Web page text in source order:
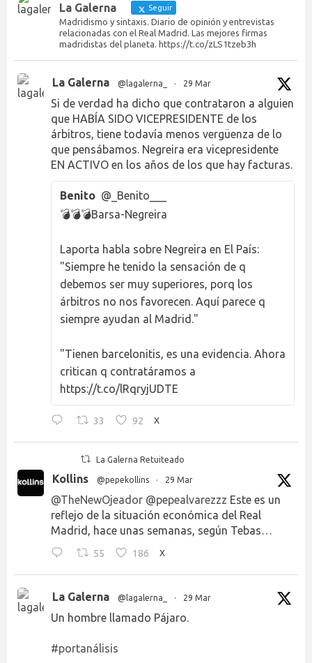
La Galerna Seguir
Madridismo y sintaxis. Diario de opinión y entrevistas
relacionadas con el Real Madrid. Las mejores firmas
madridistas del planeta. https://t.co/zLS1tzeb3h
La Galerna @lagalerna_ · 29 Mar
Si de verdad ha dicho que contrataron a alguien
que HABÍA SIDO VICEPRESIDENTE de los
árbitros, tiene todavía menos vergüenza de lo
que pensábamos. Negreira era vicepresidente
EN ACTIVO en los años de los que hay facturas.
Benito @_Benito___
💣💣💣Barsa-Negreira
Laporta habla sobre Negreira en El País:
"Siempre he tenido la sensación de q
debemos ser muy superiores, porq los
árbitros no nos favorecen. Aquí parece q
siempre ayudan al Madrid."
"Tienen barcelonitis, es una evidencia. Ahora
critican q contratáramos a
https://t.co/lRqryjUDTE
33 92 X
La Galerna Retuiteado
Kollins @pepekollins · 29 Mar
@TheNewOjeador @pepealvarezzz Este es un
reflejo de la situación económica del Real
Madrid, hace unas semanas, según Tebas…
55 186 X
La Galerna @lagalerna_ · 29 Mar
Un hombre llamado Pájaro.
#portanálisis